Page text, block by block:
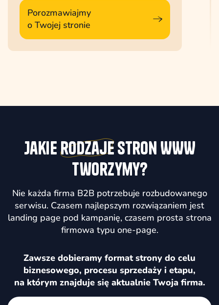
Porozmawiajmy
o Twojej stronie
Jakierodzajestron WWW
tworzymy?
Nie każda firma B2B potrzebuje rozbudowanego
serwisu. Czasem najlepszym rozwiązaniem jest
landing page pod kampanię, czasem prosta strona
firmowa typu one-page.
Zawsze dobieramy format strony do celu
biznesowego, procesu sprzedaży i etapu,
na którym znajduje się aktualnie Twoja firma.